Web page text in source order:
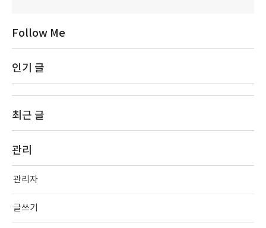
Follow Me
인기 글
최근 글
관리
관리자
글쓰기